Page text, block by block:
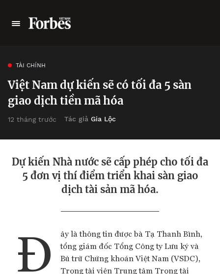
TÀI CHÍNH
Việt Nam dự kiến sẽ có tối đa 5 sàn
giao dịch tiền mã hóa
12 tháng trước Tác giả Gia Lộc
Dự kiến Nhà nước sẽ cấp phép cho tối đa
5 đơn vị thí điểm triển khai sàn giao
dịch tài sản mã hóa.
Đ
ây là thông tin được bà Tạ Thanh Bình,
tổng giám đốc Tổng Công ty Lưu ký và
Bù trừ Chứng khoán Việt Nam (VSDC),
Trọng tài viên Trung tâm Trọng tài